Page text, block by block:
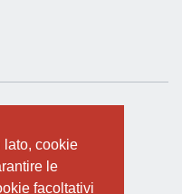
lato, cookie
le
facoltativi
lato, cookie
le
facoltativi